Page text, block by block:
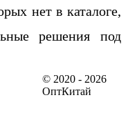
нет в каталоге,
решения под
© 2020 - 2026
ОптКитай